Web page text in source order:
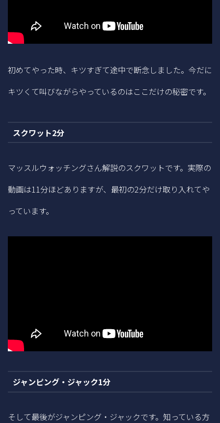
初めてやった時、キツすぎて途中で断念しました。今だに
キツくて叫びながらやっているのはここだけの秘密です。
スクワット2分
マッスルウォッチングさん解説のスクワットです。実際の
動画は11分ほどありますが、最初の2分だけ取り入れてや
っています。
ジャンピング・ジャック1分
そして最後がジャンピング・ジャックです。知っている方